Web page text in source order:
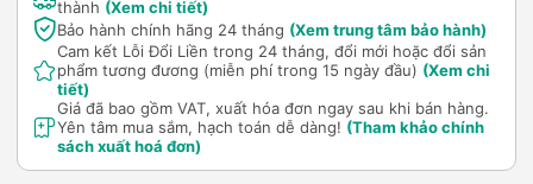
thành (Xem chi tiết)
Bảo hành chính hãng 24 tháng (Xem trung tâm bảo hành)
Cam kết Lỗi Đổi Liền trong 24 tháng, đổi mới hoặc đổi sản
phẩm tương đương (miễn phí trong 15 ngày đầu) (Xem chi
tiết)
Giá đã bao gồm VAT, xuất hóa đơn ngay sau khi bán hàng.
Yên tâm mua sắm, hạch toán dễ dàng! (Tham khảo chính
sách xuất hoá đơn)